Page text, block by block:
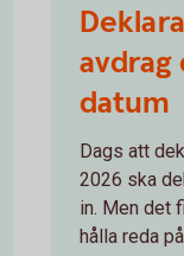
avdrag
datum
Dags att
2026 ska
in. Men det
hålla reda